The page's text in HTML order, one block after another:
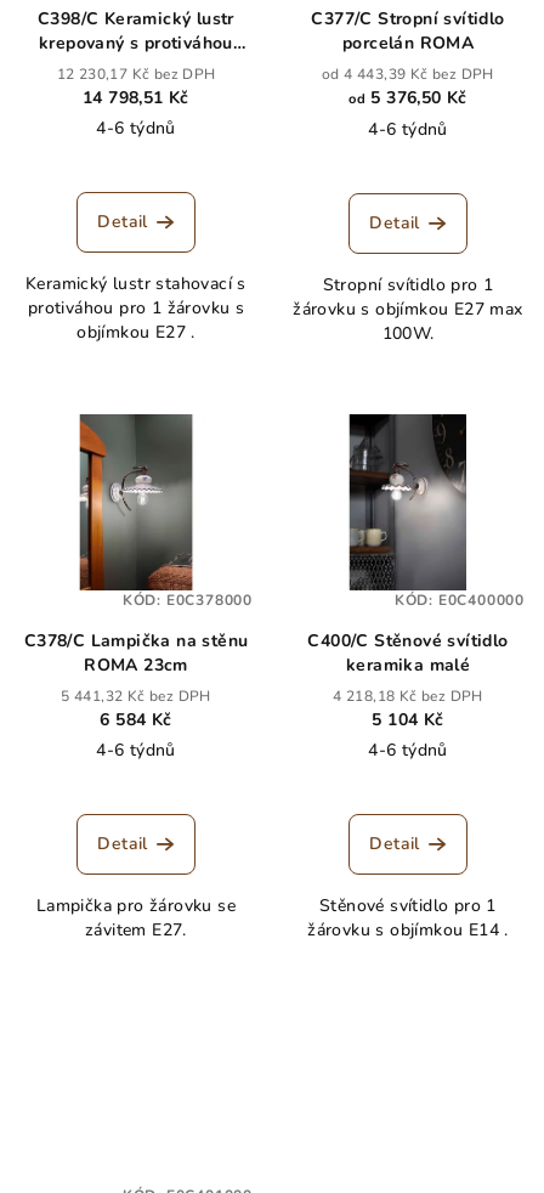
C398/C Keramický lustr
krepovaný s protiváhou
ROMA
12 230,17 Kč bez DPH
14 798,51 Kč
4-6 týdnů
Detail
Keramický lustr stahovací s
protiváhou pro 1 žárovku s
objímkou E27 .
C377/C Stropní svítidlo
porcelán ROMA
od 4 443,39 Kč bez DPH
od 5 376,50 Kč
4-6 týdnů
Detail
Stropní svítidlo pro 1
žárovku s objímkou E27 max
100W.
C378/C Lampička na stěnu
ROMA 23cm
5 441,32 Kč bez DPH
6 584 Kč
4-6 týdnů
Detail
Lampička pro žárovku se
závitem E27.
KÓD: E0C378000
C400/C Stěnové svítidlo
keramika malé
4 218,18 Kč bez DPH
5 104 Kč
4-6 týdnů
Detail
Stěnové svítidlo pro 1
žárovku s objímkou E14 .
KÓD: E0C400000